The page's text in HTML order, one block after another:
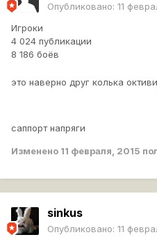
Опубликовано: 11
Игроки
4 024 публикации
8 186 боёв
это наверно друг колька
саппорт напряги
Изменено 11 февраля, 2015
sinkus
Опубликовано: 11